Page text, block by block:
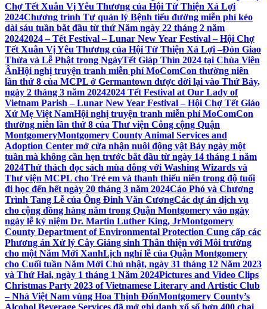
Chợ Tết Xuân Vị Yêu Thương của Hội Từ Thiện Xá Lợi
2024Chương trình Tự quản lý Bệnh tiểu đường miễn phí kéo
dài sáu tuần bắt đầu từ thứ Năm ngày 22 tháng 2 năm
20242024 – Tết Festival – Lunar New Year Festival – Hội Chợ
Tết Xuân Vị Yêu Thương của Hội Từ Thiện Xá Lợi –Đón Giao
Thừa và Lễ Phật trong NgàyTết Giáp Thìn 2024 tại Chùa Viên
ÂnHội nghị truyện tranh miễn phí MoComCon thường niên
lần thứ 8 của MCPL ở Germantown được dời lại vào Thứ Bảy,
ngày 2 tháng 3 năm 20242024 Tết Festival at Our Lady of
Vietnam Parish – Lunar New Year Festival – Hội Chợ Tết Giáo
Xứ Mẹ Việt NamHội nghị truyện tranh miễn phí MoComCon
thường niên lần thứ 8 của Thư viện Công cộng Quận
MontgomeryMontgomery County Animal Services and
Adoption Center mở cửa nhận nuôi động vật Bảy ngày một
tuần mà không cần hẹn trước bắt đầu từ ngày 14 tháng 1 năm
2024Thử thách đọc sách mùa đông với Washing Wizards và
Thư viện MCPL cho Trẻ em và thanh thiếu niên trong độ tuổi
đi học đến hết ngày 20 tháng 3 năm 2024Cáo Phó và Chương
Trình Tang Lễ của Ông Đinh Văn CươngCác dự án dịch vụ
cho cộng đồng hàng năm trong Quận Montgomery vào ngày
ngày lễ kỷ niệm Dr. Martin Luther King, JrMontgomery
County Department of Environmental Protection Cung cấp các
Phương án Xử lý Cây Giáng sinh Thân thiện với Môi trường
cho một Năm Mới XanhLịch nghỉ lễ của Quận Montgomery
cho Cuối tuần Năm Mới Chủ nhật, ngày 31 tháng 12 Năm 2023
và Thứ Hai, ngày 1 tháng 1 Năm 2024Pictures and Video Clips
Christmas Party 2023 of Vietnamese Literary and Artistic Club
– Nhà Việt Nam vùng Hoa Thịnh ĐốnMontgomery County’s
Alcohol Beverage Services đã mở ghi danh xổ số hơn 400 chai